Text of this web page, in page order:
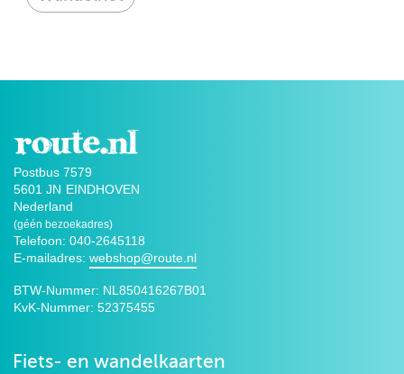
Postbus 7579
5601 JN EINDHOVEN
Nederland
(géén bezoekadres)
Telefoon: 040-2645118
E-mailadres: webshop@route.nl
BTW-Nummer: NL850416267B01
KvK-Nummer: 52375455
Fiets- en wandelkaarten